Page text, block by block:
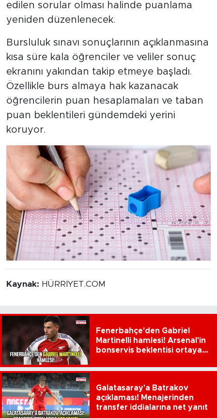
edilen sorular olması halinde puanlama
yeniden düzenlenecek.
Bursluluk sınavı sonuçlarının açıklanmasına
kısa süre kala öğrenciler ve veliler sonuç
ekranını yakından takip etmeye başladı.
Özellikle burs almaya hak kazanacak
öğrencilerin puan hesaplamaları ve taban
puan beklentileri gündemdeki yerini
koruyor.
Kaynak: HÜRRİYET.COM
Fenerbahçe'den Gabriel
Martinelli hamlesi! Arsenal'in
bonservis beklentisi ortaya
Galatasaray'a Batrakov
açıklaması! Menajerinden
transfer iddialarına net yanıt